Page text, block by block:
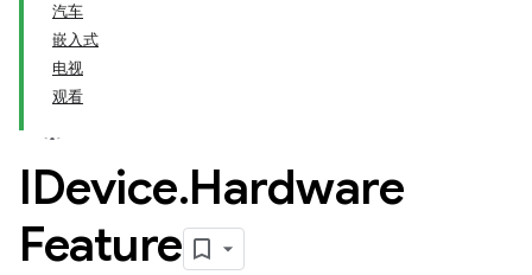
汽车
嵌入式
电视
观看
IDevice.Hardware
Feature